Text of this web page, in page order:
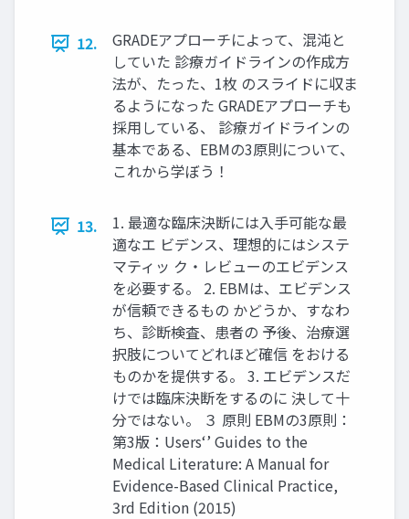
12.
GRADEアプローチによって、混沌と
していた 診療ガイドラインの作成方
法が、たった、1枚 のスライドに収ま
るようになった GRADEアプローチも
採用している、 診療ガイドラインの
基本である、EBMの3原則について、
これから学ぼう！
13.
1. 最適な臨床決断には入手可能な最
適なエ ビデンス、理想的にはシステ
マティッ ク・レビューのエビデンス
を必要する。 2. EBMは、エビデンス
が信頼できるもの かどうか、すなわ
ち、診断検査、患者の 予後、治療選
択肢についてどれほど確信 をおける
ものかを提供する。 3. エビデンスだ
けでは臨床決断をするのに 決して十
分ではない。 ３ 原則 EBMの3原則：
第3版：Users‘’ Guides to the
Medical Literature: A Manual for
Evidence-Based Clinical Practice,
3rd Edition (2015)